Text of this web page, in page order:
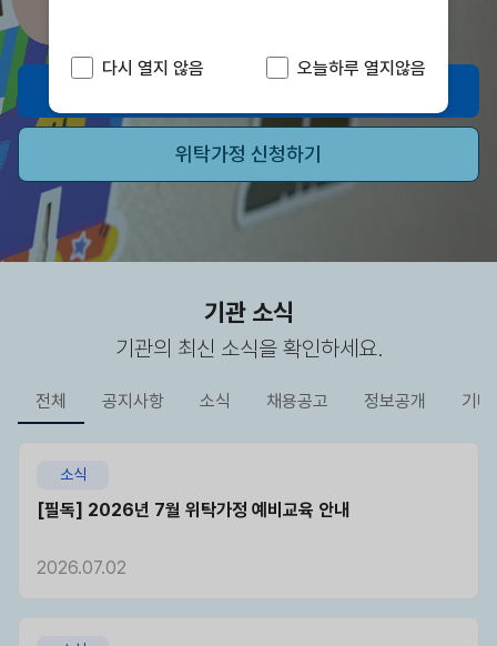
위탁가정 신청하기
기관 소식
기관의 최신 소식을 확인하세요.
전체 공지사항 소식 채용공고 정보공개 기타
소식
[필독] 2026년 7월 위탁가정 예비교육 안내
2026.07.02
다시 열지 않음 오늘하루 열지않음